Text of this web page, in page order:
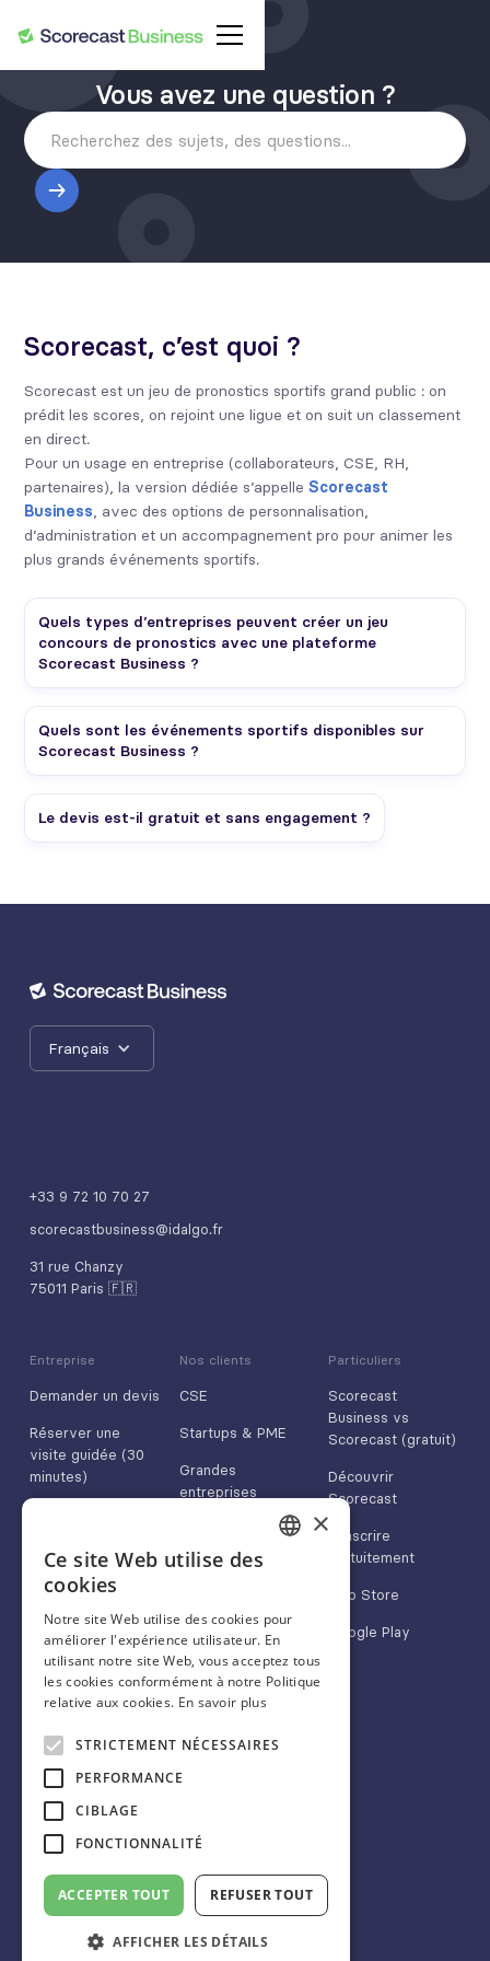
Vous avez une question ?
Scorecast, c’est quoi ?
Scorecast est un jeu de pronostics sportifs grand public : on
prédit les scores, on rejoint une ligue et on suit un classement
en direct.
Pour un usage en entreprise (collaborateurs, CSE, RH,
partenaires), la version dédiée s’appelleScorecast
Business, avec des options de personnalisation,
d’administration et un accompagnement pro pour animer les
plus grands événements sportifs.
Quels types d’entreprises peuvent créer un jeu
concours de pronostics avec une plateforme
Scorecast Business ?
Quels sont les événements sportifs disponibles sur
Scorecast Business ?
Le devis est-il gratuit et sans engagement ?
Français
+33 9 72 10 70 27
scorecastbusiness@idalgo.fr
31 rue Chanzy
75011 Paris 🇫🇷
Entreprise
Demander un devis
Réserver une
visite guidée (30
minutes)
App Store
Google Play
Nos clients
CSE
Startups & PME
Grandes
entreprises
Médias & marques
Particuliers
Scorecast
Business vs
Scorecast (gratuit)
Découvrir
Scorecast
S'inscrire
gratuitement
App Store
Google Play
Blog
FAQ
CGU
×
Ce site Web utilise des
cookies
Notre site Web utilise des cookies pour
améliorer l'expérience utilisateur. En
utilisant notre site Web, vous acceptez tous
les cookies conformément à notre Politique
relative aux cookies. En savoir plus
STRICTEMENT NÉCESSAIRES
PERFORMANCE
CIBLAGE
FONCTIONNALITÉ
ACCEPTER TOUT REFUSER TOUT
AFFICHER LES DÉTAILS